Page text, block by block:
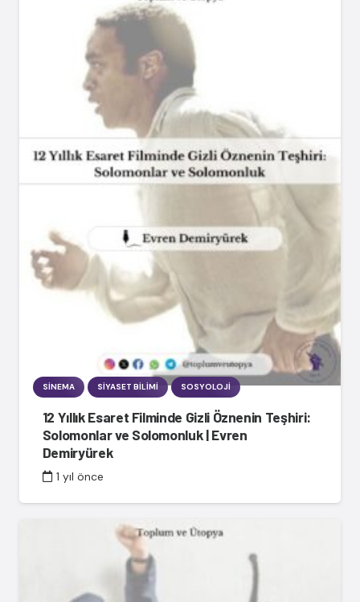
SINEMA SIYASET BILIMI SOSYOLOJI
12 Yıllık Esaret Filminde Gizli Öznenin Teşhiri:
Solomonlar ve Solomonluk | Evren
Demiryürek
1 yıl önce